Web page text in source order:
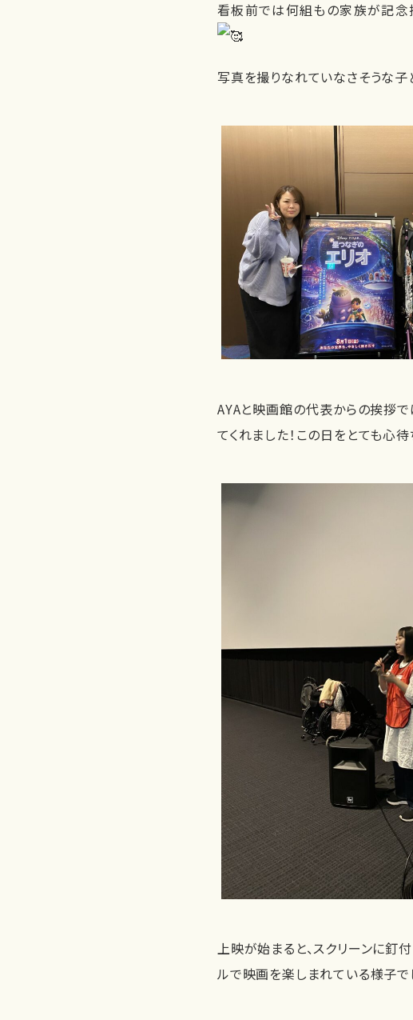
看板前では何組もの家族が記念
写真を撮りなれていなさそうな
AYAと映画館の代表からの挨拶で
てくれました！この日をとても心
上映が始まると、スクリーンに釘
ルで映画を楽しまれている様子で